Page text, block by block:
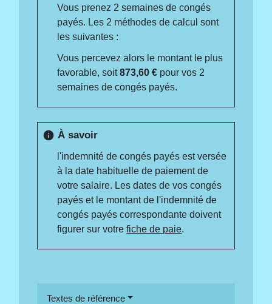
Vous prenez 2 semaines de congés
payés. Les 2 méthodes de calcul sont
les suivantes :
Vous percevez alors le montant le plus
favorable, soit873,60 € pour vos 2
semaines de congés payés.
info À savoir
l'indemnité de congés payés est versée
à la date habituelle de paiement de
votre salaire. Les dates de vos congés
payés et le montant de l'indemnité de
congés payés correspondante doivent
figurer sur votrefiche de paie.
Textes de référence